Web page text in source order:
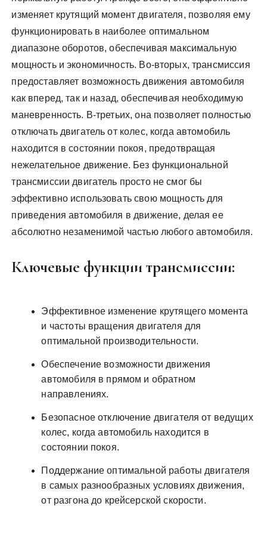
изменяет крутящий момент двигателя, позволяя ему
функционировать в наиболее оптимальном
диапазоне оборотов, обеспечивая максимальную
мощность и экономичность. Во-вторых, трансмиссия
предоставляет возможность движения автомобиля
как вперед, так и назад, обеспечивая необходимую
маневренность. В-третьих, она позволяет полностью
отключать двигатель от колес, когда автомобиль
находится в состоянии покоя, предотвращая
нежелательное движение. Без функциональной
трансмиссии двигатель просто не смог бы
эффективно использовать свою мощность для
приведения автомобиля в движение, делая ее
абсолютно незаменимой частью любого автомобиля.
Ключевые функции трансмиссии:
Эффективное изменение крутящего момента
и частоты вращения двигателя для
оптимальной производительности.
Обеспечение возможности движения
автомобиля в прямом и обратном
направлениях.
Безопасное отключение двигателя от ведущих
колес, когда автомобиль находится в
состоянии покоя.
Поддержание оптимальной работы двигателя
в самых разнообразных условиях движения,
от разгона до крейсерской скорости.